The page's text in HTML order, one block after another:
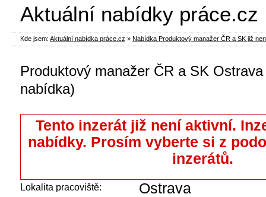
Produktový manažer ČR a SK
nabídka)
Tento inzerát již není aktivní.
nabídky. Prosím vyberte si z
inzerátů.
Lokalita pracoviště: Ostrava
Aktuální nabídky práce.cz
Kde jsem: Aktuální nabídka práce.cz » Nabídka Produktový manažer ČR a SK již